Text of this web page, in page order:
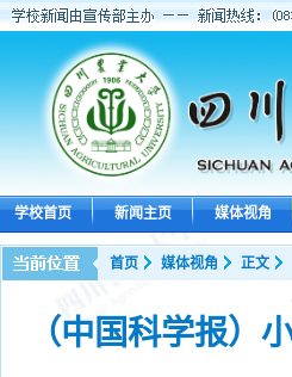
学校首页 新闻主页 媒体视角
首页 媒体视角 正文
（中国科学报）